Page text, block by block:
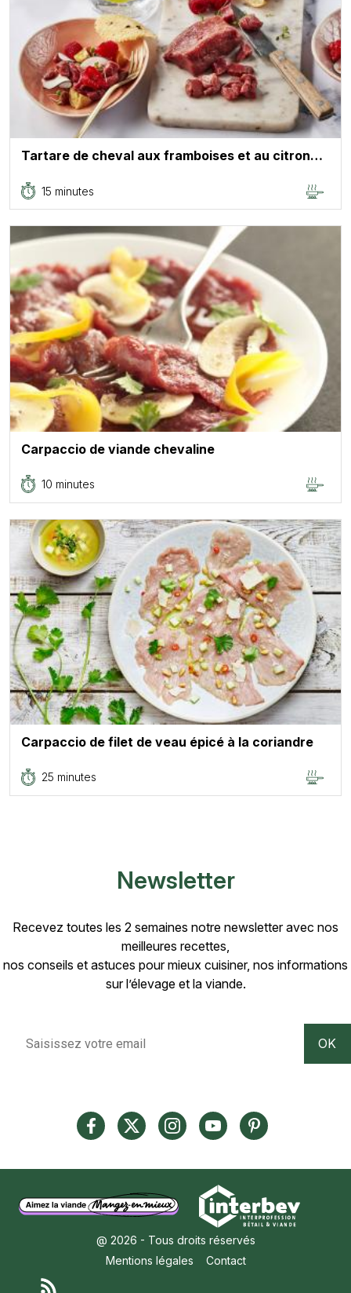
Tartare de cheval aux framboises et au citron…
15 minutes
Carpaccio de viande chevaline
10 minutes
Carpaccio de filet de veau épicé à la coriandre
25 minutes
Newsletter
Recevez toutes les 2 semaines notre newsletter avec nos
meilleures recettes,
nos conseils et astuces pour mieux cuisiner, nos informations
sur l’élevage et la viande.
@ 2026 - Tous droits réservés
Mentions légales
Contact